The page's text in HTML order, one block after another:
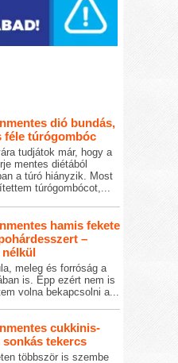
dió bundás,
féle túrógombóc
tudjátok már, hogy a
mentes diétából
a túró hiányzik. Most
túrógombócot,...
hamis fekete
–
nélkül
meleg és forróság a
is. Épp ezért nem is
volna bekapcsolni a...
cukkinis-
sonkás tekercs
többször is szembe